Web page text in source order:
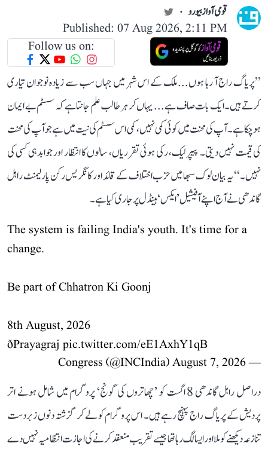
قومی آواز بیورو
Published: 07 Aug 2026, 2:11 PM
Follow us on:
’’پریاگ راج آ رہا ہوں... ملک کے اس شہر میں جہاں سب سے زیادہ نوجوان تیاری
کرتے ہیں۔ ایک بات صاف ہے... یہاں کر ہر طالب علم جانتا ہے کہ سسٹم بے ایمان
ہو چکا ہے۔ آپ کی محنت میں کوئی کمی نہیں، کمی اس سسٹم کی نیت میں ہے جو آپ کی محنت
کی قیمت نہیں دیتی۔ پیپر لیک، رکی ہوئی تقرریاں، سالوں کا انتظار اور جوابدہی کسی کی
نہیں۔‘‘ یہ بیان لوک سبھا میں حزب اختلاف کے قائد اور کانگریس رکن پارلیمنٹ راہل
گاندھی نے آج اپنے آفیشیل ’ایکس‘ ہینڈل پر جاری کیا ہے۔
The system is failing India's youth. It's time for a
change.
Be part of Chhatron Ki Goonj
8th August, 2026
ðPrayagraj pic.twitter.com/eE1AxhY1qB
— Congress (@INCIndia)
August 7, 2026
دراصل راہل گاندھی 8 اگست کو ’چھاتروں کی گونج‘ پروگرام میں شامل ہونے اتر
پردیش کے پریاگ راج پہنچ رہے ہیں۔ اس پروگرام کو لے کر گزشتہ دنوں زبردست
تنازعہ دیکھنے کو ملا اور ایسا لگ رہا تھا جیسے تقریب منعقد کرنے کی اجازت انتظامیہ نہیں دے